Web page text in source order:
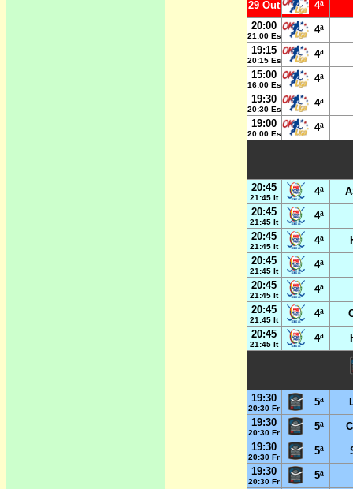
29 Out
4ª
20:00
21:00 Es
4ª
19:15
20:15 Es
4ª
15:00
16:00 Es
4ª
19:30
20:30 Es
4ª
19:00
20:00 Es
4ª
20:45
21:45 It
4ª
20:45
21:45 It
4ª
20:45
21:45 It
4ª
20:45
21:45 It
4ª
20:45
21:45 It
4ª
20:45
21:45 It
4ª
20:45
21:45 It
4ª
19:30
20:30 Fr
5ª
19:30
20:30 Fr
5ª
19:30
20:30 Fr
5ª
19:30
20:30 Fr
5ª